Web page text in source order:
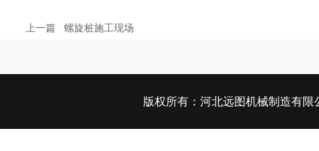
上一篇 螺旋桩施工现场
版权所有： 河北远图机械制造有限